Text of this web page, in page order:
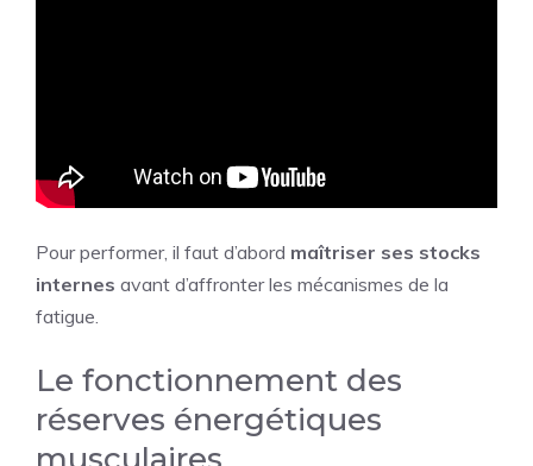
Pour performer, il faut d’abord maîtriser ses stocks
internes avant d’affronter les mécanismes de la
fatigue.
Le fonctionnement des
réserves énergétiques